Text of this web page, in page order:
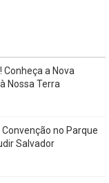
Conheça a Nova
Nossa Terra
no Parque
Salvador